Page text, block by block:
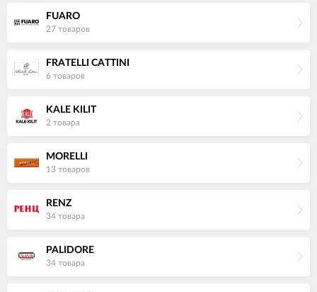
FUARO
27 товаров
FRATELLI CATTINI
6 товаров
KALE KILIT
2 товара
MORELLI
13 товаров
RENZ
34 товара
PALIDORE
34 товара